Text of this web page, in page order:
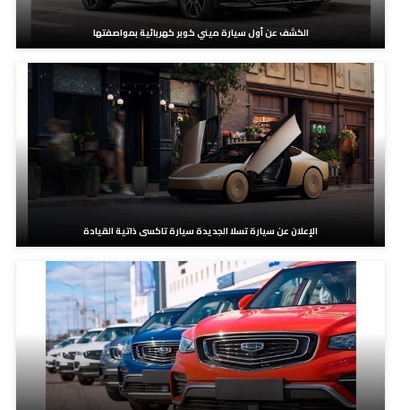
الكشف عن أول سيارة ميني كوبر كهربائية بمواصفتها
الإعلان عن سيارة تسلا الجديدة سيارة تاكسى ذاتية القيادة